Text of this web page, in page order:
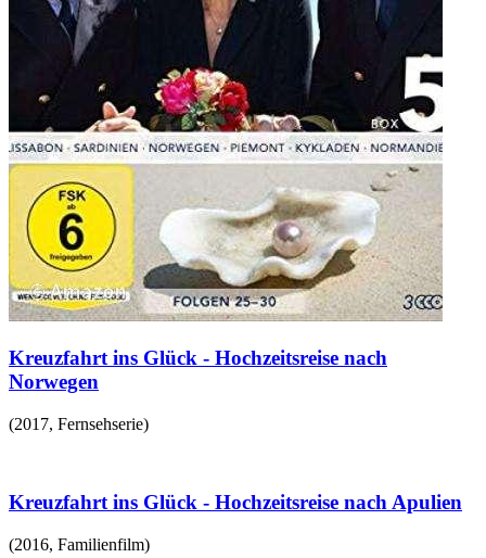
Kreuzfahrt ins Glück - Hochzeitsreise nach
Norwegen
(2017, Fernsehserie)
Kreuzfahrt ins Glück - Hochzeitsreise nach Apulien
(2016, Familienfilm)